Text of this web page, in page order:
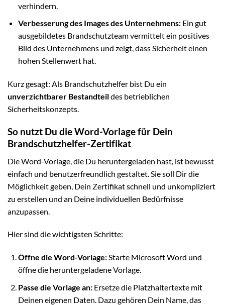
verhindern.
Verbesserung des Images des Unternehmens:Ein gut
ausgebildetes Brandschutzteam vermittelt ein positives
Bild des Unternehmens und zeigt, dass Sicherheit einen
hohen Stellenwert hat.
Kurz gesagt: Als Brandschutzhelfer bist Du ein
unverzichtbarer Bestandteildes betrieblichen
Sicherheitskonzepts.
So nutzt Du die Word-Vorlage für Dein
Brandschutzhelfer-Zertifikat
Die Word-Vorlage, die Du heruntergeladen hast, ist bewusst
einfach und benutzerfreundlich gestaltet. Sie soll Dir die
Möglichkeit geben, Dein Zertifikat schnell und unkompliziert
zu erstellen und an Deine individuellen Bedürfnisse
anzupassen.
Hier sind die wichtigsten Schritte:
Öffne die Word-Vorlage:Starte Microsoft Word und
öffne die heruntergeladene Vorlage.
Passe die Vorlage an:Ersetze die Platzhaltertexte mit
Deinen eigenen Daten. Dazu gehören Dein Name, das